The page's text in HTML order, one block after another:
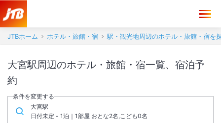
JTBホーム ホテル・旅館・宿 駅・観光地周辺のホテル・旅館・宿を
大宮駅周辺のホテル・旅館・宿一覧、宿泊予
約
条件を変更する
大宮駅
日付未定 - 1泊｜1部屋 おとな2名,こども0名